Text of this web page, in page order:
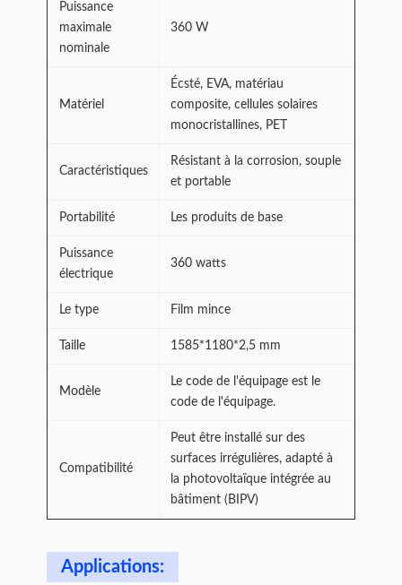
Puissance
maximale
nominale
360 W
Matériel
Écsté, EVA, matériau
composite, cellules solaires
monocristallines, PET
Caractéristiques
Résistant à la corrosion, souple
et portable
Portabilité Les produits de base
Puissance
électrique
360 watts
Le type Film mince
Taille 1585*1180*2,5 mm
Modèle
Le code de l'équipage est le
code de l'équipage.
Compatibilité
Peut être installé sur des
surfaces irrégulières, adapté à
la photovoltaïque intégrée au
bâtiment (BIPV)
Applications: